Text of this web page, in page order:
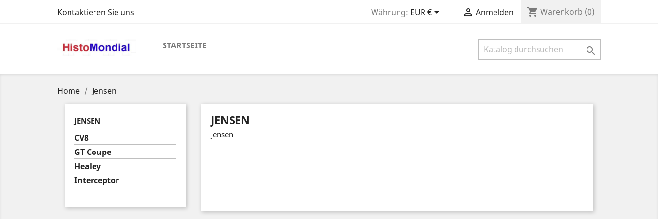
Kontaktieren Sie uns Währung: EUR €  Anmelden shopping_cart Warenkorb (0)
STARTSEITE 
Home Jensen
JENSEN
CV8
GT Coupe
Healey
Interceptor
JENSEN
Jensen